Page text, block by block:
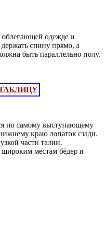
облегающей одежде и
спину прямо, а
быть параллельно полу.
по самому выступающему
краю лопаток сзади.
части талии.
местам бёдер и